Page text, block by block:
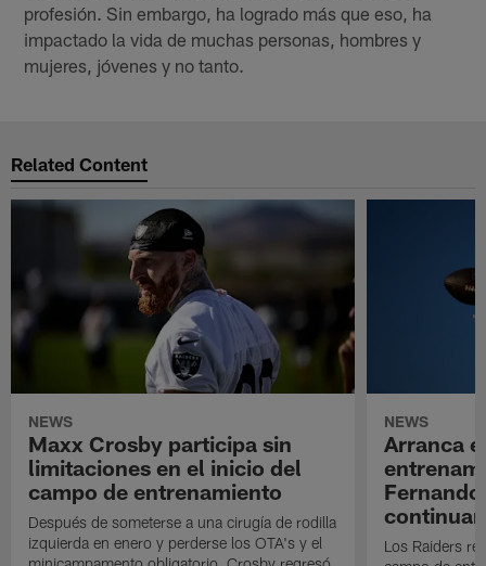
profesión. Sin embargo, ha logrado más que eso, ha
impactado la vida de muchas personas, hombres y
mujeres, jóvenes y no tanto.
Related Content
NEWS
Maxx Crosby participa sin
limitaciones en el inicio del
campo de entrenamiento
Después de someterse a una cirugía de rodilla
izquierda en enero y perderse los OTA's y el
NEWS
Arranca
Los Raiders